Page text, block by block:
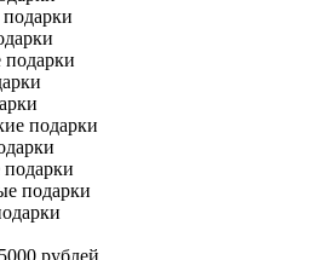
подарки
подарки
рублей